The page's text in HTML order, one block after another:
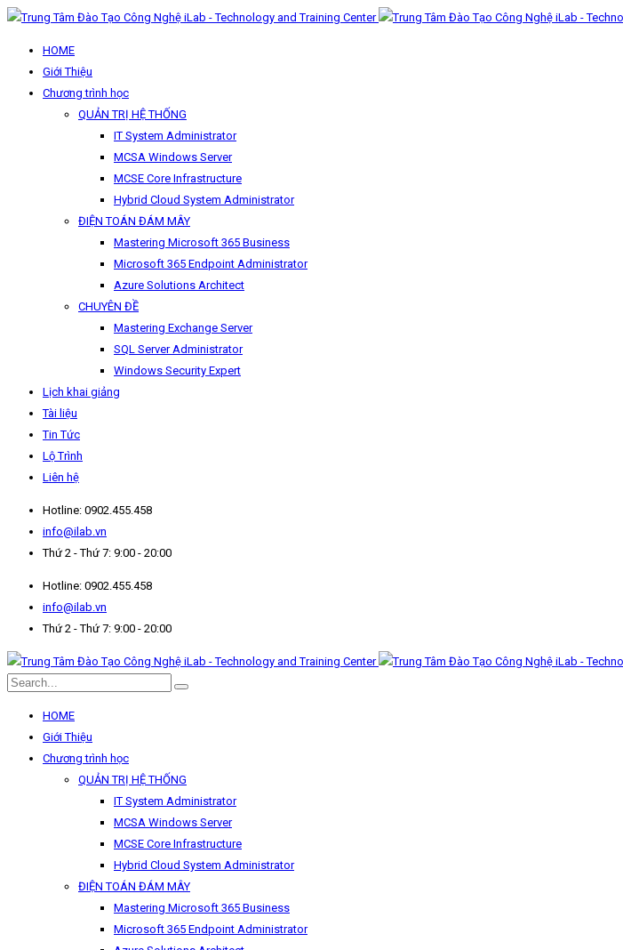
HOME
Giới Thiệu
Chương trình học
QUẢN TRỊ HỆ THỐNG
IT System Administrator
MCSA Windows Server
MCSE Core Infrastructure
Hybrid Cloud System Administrator
ĐIỆN TOÁN ĐÁM MÂY
Mastering Microsoft 365 Business
Microsoft 365 Endpoint Administrator
Azure Solutions Architect
CHUYÊN ĐỀ
Mastering Exchange Server
SQL Server Administrator
Windows Security Expert
Lịch khai giảng
Tài liệu
Tin Tức
Lộ Trình
Liên hệ
Hotline: 0902.455.458
info@ilab.vn
Thứ 2 - Thứ 7: 9:00 - 20:00
Hotline: 0902.455.458
info@ilab.vn
Thứ 2 - Thứ 7: 9:00 - 20:00
HOME
Giới Thiệu
Chương trình học
QUẢN TRỊ HỆ THỐNG
IT System Administrator
MCSA Windows Server
MCSE Core Infrastructure
Hybrid Cloud System Administrator
ĐIỆN TOÁN ĐÁM MÂY
Mastering Microsoft 365 Business
Microsoft 365 Endpoint Administrator